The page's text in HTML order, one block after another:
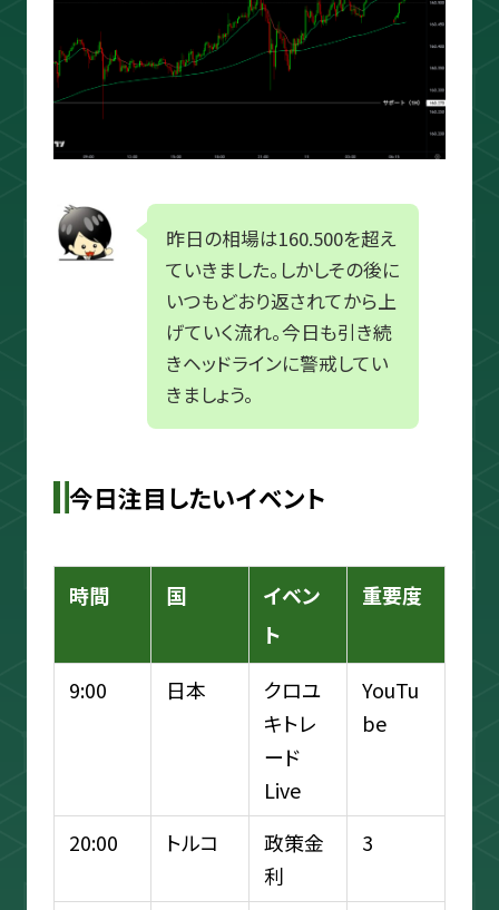
トレード資料
昨日の相場は160.500を超え
ていきました。しかしその後に
いつもどおり返されてから上
げていく流れ。今日も引き続
きヘッドラインに警戒してい
きましょう。
今日注目したいイベント
時間 国
イベン
ト
重要度
9:00 日本
クロユ
キトレ
ード
Live
YouTu
be
20:00 トルコ
政策金
利
3